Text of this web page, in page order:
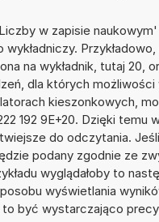
w zapisie
Przykładowo,
na wykładnik, tutaj 20,
dla których
kieszonkowych,
192 9E+20. Dzięki
do odczytania.
podany zgodnie ze
wyglądałoby to
wyświetlania
być wystarczająco